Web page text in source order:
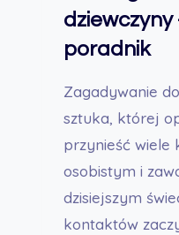
po
poradnik
Zagadywanie
sztuka, której
przynieść wiele
osobistym i
dzisiejszym
kontaktów